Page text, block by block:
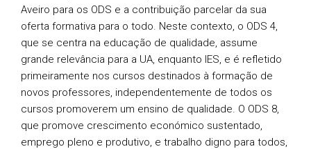
Aveiro para os ODS e a contribuição parcelar da sua
oferta formativa para o todo. Neste contexto, o ODS 4,
que se centra na educação de qualidade, assume
grande relevância para a UA, enquanto IES, e é refletido
primeiramente nos cursos destinados à formação de
novos professores, independentemente de todos os
cursos promoverem um ensino de qualidade. O ODS 8,
que promove crescimento económico sustentado,
emprego pleno e produtivo, e trabalho digno para todos,